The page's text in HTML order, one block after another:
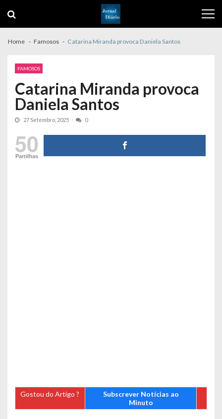
navigation
content
Home Famosos Catarina Miranda provoca Daniela Santos
FAMOSOS
Catarina Miranda provoca
Daniela Santos
27 Setembro, 2025 0
50
Partilhas
Gostou do Artigo ?
Subscrever Notícias ao
Minuto